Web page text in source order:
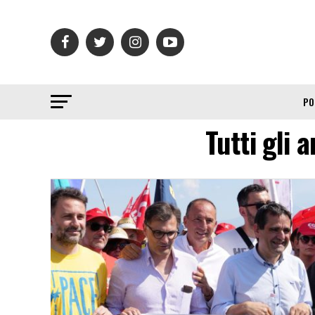
Tutti gli